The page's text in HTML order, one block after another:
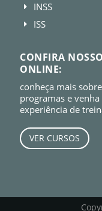
E INSS
E ISS
CONFIRA
ONLINE:
conheça mais
programas e
experiência de
VER CURSOS